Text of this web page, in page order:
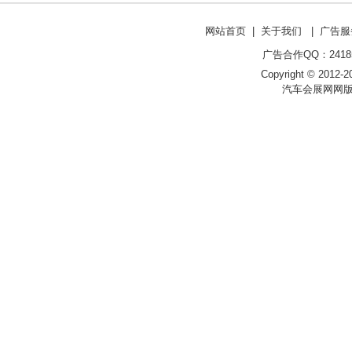
网站首页 关于我们
广告
广告合作QQ：
Copyright © 2012-
汽车会展网网